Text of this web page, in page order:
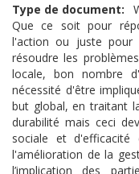
Type de document
Que ce soit pour
l'action ou juste pour
résoudre les
locale, bon nombre
nécessité d'être
but global, en traitant
durabilité mais ceci
sociale et d'efficacité
l'amélioration de la
l’implication des